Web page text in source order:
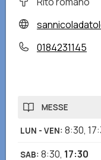
0184231145
MESSE
LUN - VEN: 8:30,
SAB: 8:30, 17:30